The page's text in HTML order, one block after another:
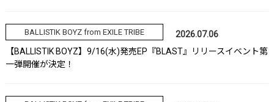
BALLISTIK BOYZ from EXILE TRIBE
2026.07.06
【BALLISTIK BOYZ】9/16(水)発売EP『BLAST』リリースイベント第
一弾開催が決定！